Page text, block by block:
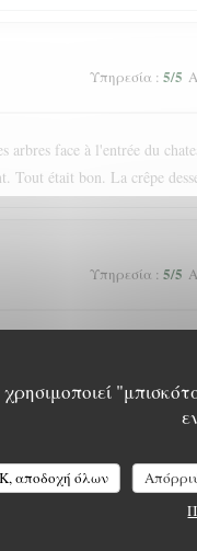
αποδοχή όλων
Υπηρεσία : 5/5
arbres face à l'entrée du
Tout était bon. La crêpe
Υπηρεσία : 5/5
Nous recommandons !